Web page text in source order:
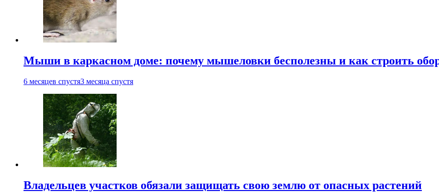
Мыши в каркасном доме: почему мышеловки бесполезны и как строить
6 месяцев спустя3 месяца спустя
Владельцев участков обязали защищать свою землю от опасных растений